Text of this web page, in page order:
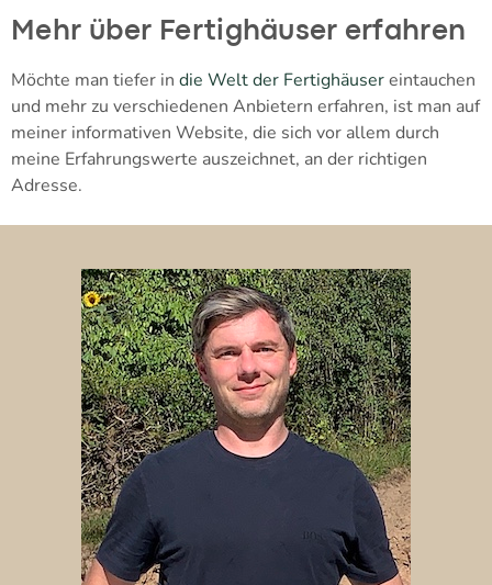
Mehr über Fertighäuser erfahren
Möchte man tiefer in die Welt der Fertighäusereintauchen
und mehr zu verschiedenen Anbietern erfahren, ist man auf
meiner informativen Website, die sich vor allem durch
meine Erfahrungswerte auszeichnet, an der richtigen
Adresse.